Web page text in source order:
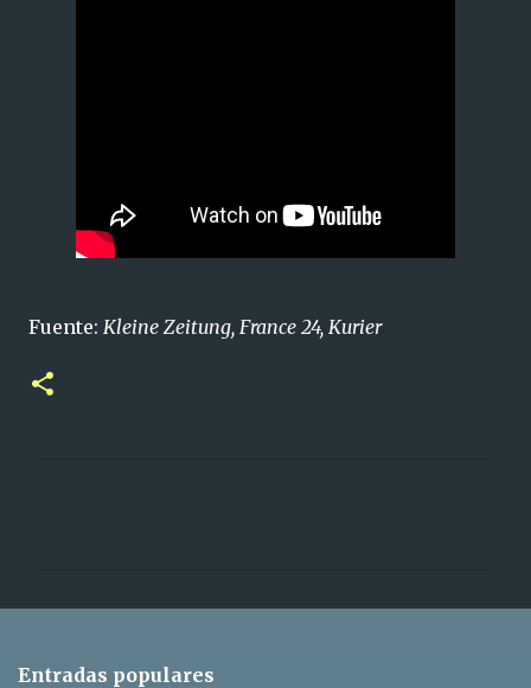
Fuente: Kleine Zeitung, France 24, Kurier
Entradas populares